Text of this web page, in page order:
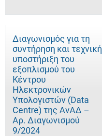
Διαγωνισμός για τη
συντήρηση και τεχνική
υποστήριξη του
εξοπλισμού του
Κέντρου
Ηλεκτρονικών
Υπολογιστών (Data
Centre) της ΑνΑΔ –
Αρ. Διαγωνισμού
9/2024